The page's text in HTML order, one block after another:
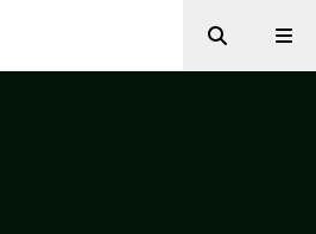
Zoeken